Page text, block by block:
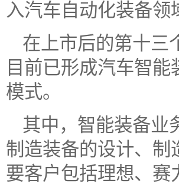
入汽车自动化装备领
在上市后的第十三
目前已形成汽车智
模式。
其中，智能装备业
制造装备的设计、制
要客户包括理想、赛